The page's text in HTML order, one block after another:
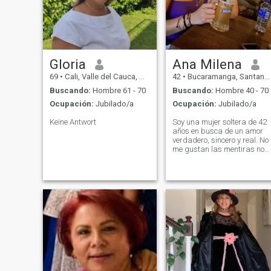
las pequeñas grandes
aventuras de la vida
cotidiana.
Gloria
69 • Cali, Valle del Cauca, Colombia
Buscando: Hombre 61 - 70
Ocupación: Jubilado/a
Keine Antwort
Ana Milena
42 • Bucaramanga, Santander, Colombia
Buscando: Hombre 40 - 70
Ocupación: Jubilado/a
Soy una mujer soltera de 42
años en busca de un amor
verdadero, sincero y real. No
me gustan las mentiras no
deslumbra el dinero para mí
el verdadero amor siempre